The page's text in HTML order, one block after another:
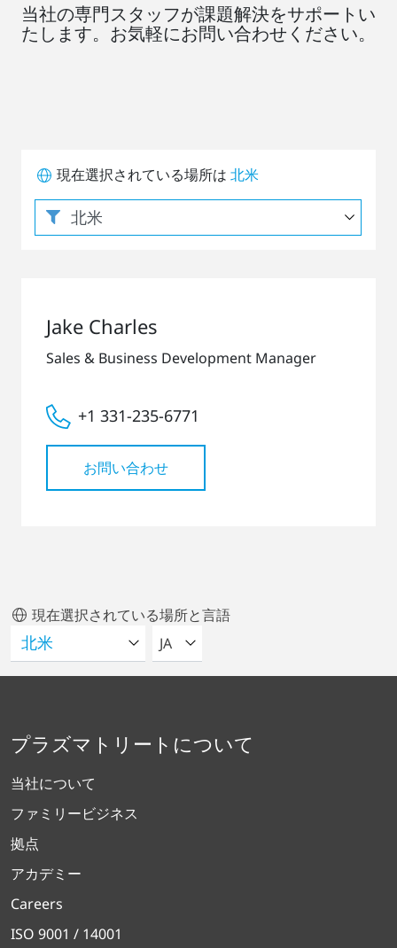
当社の専門スタッフが課題解決をサポートい
たします。お気軽にお問い合わせください。
現在選択されている場所は 北米
Jake Charles
Sales & Business Development Manager
+1 331-235-6771
お問い合わせ
現在選択されている場所と言語
言語を選択してください
JA
プラズマトリートについて
当社について
ファミリービジネス
拠点
アカデミー
Careers
ISO 9001 / 14001